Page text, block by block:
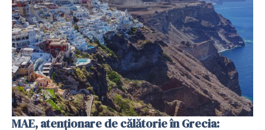
MAE, atenţionare de călătorie în Grecia: